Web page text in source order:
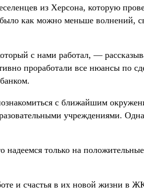
из Херсона, которую
как можно меньше волнений,
с нами работал, —
проработали все нюансы по
с ближайшим
учреждениями.
надеемся только на
и счастья в их новой жизни в